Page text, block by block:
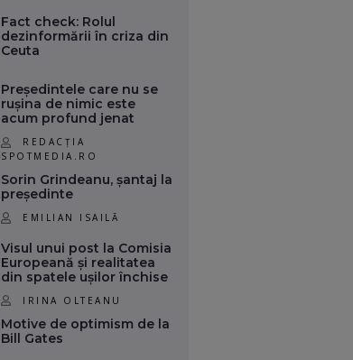
Fact check: Rolul
dezinformării în criza din
Ceuta
Președintele care nu se
rușina de nimic este
acum profund jenat
REDACȚIA
SPOTMEDIA.RO
Sorin Grindeanu, șantaj la
președinte
EMILIAN ISAILĂ
Visul unui post la Comisia
Europeană și realitatea
din spatele ușilor închise
IRINA OLTEANU
Motive de optimism de la
Bill Gates